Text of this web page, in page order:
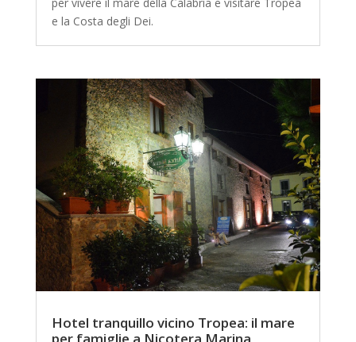
e la Costa degli Dei.
Hotel tranquillo vicino Tropea: il mare